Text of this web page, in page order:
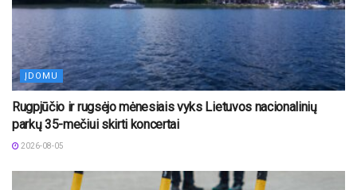
ĮDOMU
Rugpjūčio ir rugsėjo mėnesiais vyks Lietuvos nacionalinių
parkų 35-mečiui skirti koncertai
2026-08-05